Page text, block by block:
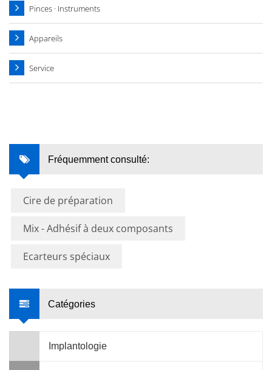
Pinces · Instruments
Appareils
Service
Fréquemment consulté:
Cire de préparation
Mix - Adhésif à deux composants
Ecarteurs spéciaux
Catégories
Implantologie